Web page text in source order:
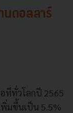
นดอลลาร์
ทีทั่วโลกปี 2565
มขึ้นเป็น 5.5%